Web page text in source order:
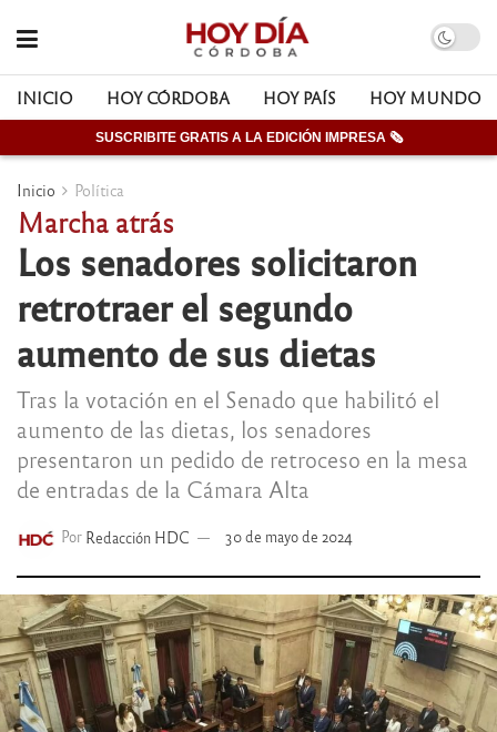
INICIO HOY CÓRDOBA HOY PAÍS HOY MUNDO
SUSCRIBITE GRATIS A LA EDICIÓN IMPRESA 🗞
Inicio Política
Marcha atrás
Los senadores solicitaron
retrotraer el segundo
aumento de sus dietas
Tras la votación en el Senado que habilitó el
aumento de las dietas, los senadores
presentaron un pedido de retroceso en la mesa
de entradas de la Cámara Alta
Por Redacción HDC 30 de mayo de 2024